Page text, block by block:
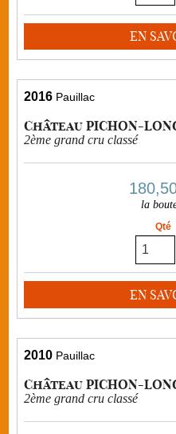
EN
2016 Pauillac
Château PICHON-
2ème grand cru classé
la
Qté
EN
2010 Pauillac
Château PICHON-
2ème grand cru classé